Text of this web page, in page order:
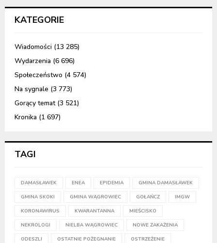
KATEGORIE
Wiadomości (13 285)
Wydarzenia (6 696)
Społeczeństwo (4 574)
Na sygnale (3 773)
Gorący temat(3 521)
Kronika (1 697)
TAGI
DAMASŁAWEK ENEA EPIDEMIA GMINA DAMASŁAWEK
GMINA SKOKI GMINA WĄGROWIEC GOŁAŃCZ IMGW
KORONAWIRUS KWARANTANNA MIEŚCISKO
NEKROLOGI NIELBA WĄGROWIEC NOWE ZAKAŻENIA
ODESZLI OSTATNIE POŻEGNANIE OSTRZEŻENIE